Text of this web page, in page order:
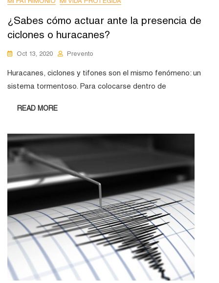
¿Sabes cómo actuar ante la presencia de
ciclones o huracanes?
Oct 13, 2020 Prevento
Huracanes, ciclones y tifones son el mismo fenómeno: un
sistema tormentoso. Para colocarse dentro de
READ MORE